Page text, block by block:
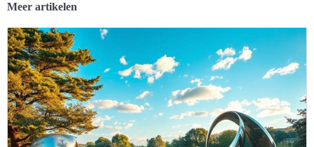
Meer artikelen